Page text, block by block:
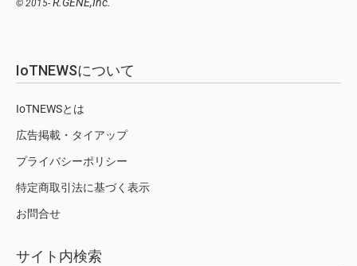
© 2015- R.GENE,Inc.
IoTNEWSについて
IoTNEWSとは
広告掲載・タイアップ
プライバシーポリシー
特定商取引法に基づく表示
お問合せ
サイト内検索